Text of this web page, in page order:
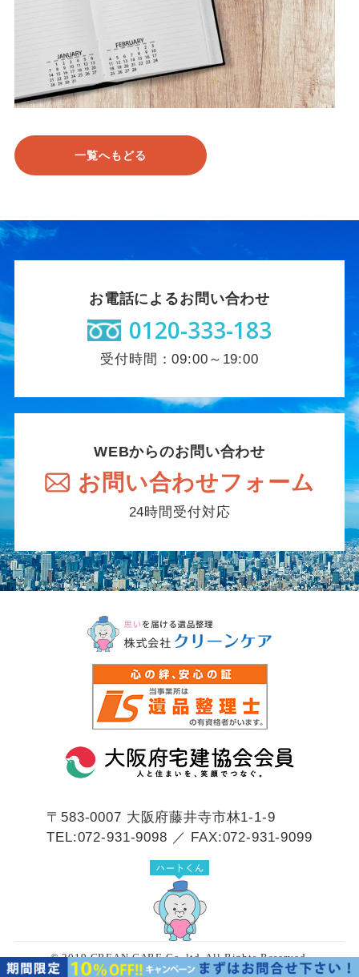
一覧へもどる
お電話によるお問い合わせ
0120-333-183
受付時間：09:00～19:00
WEBからのお問い合わせ
お問い合わせフォーム
24時間受付対応
〒583-0007 大阪府藤井寺市林1-1-9
TEL:072-931-9098 ／ FAX:072-931-9099
© 2019 CREAN CARE Co.,ltd. All Rights Reserved.